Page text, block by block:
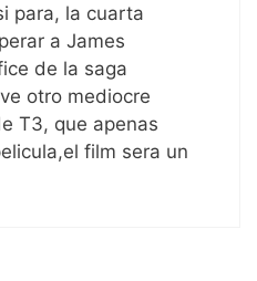
para, la cuarta
a James
de la saga
otro mediocre
T3, que apenas
film sera un